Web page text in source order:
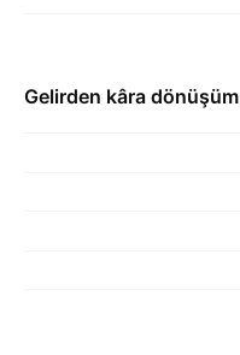
Gelirden kâra dönüşüm